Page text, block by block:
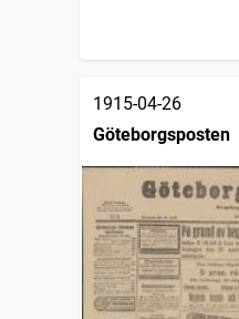
1915-04-26
Göteborgsposten